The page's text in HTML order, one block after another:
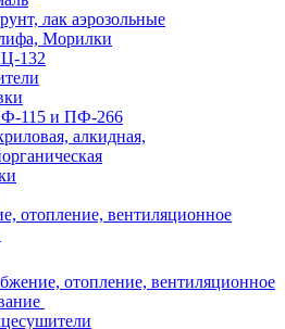
лак аэрозольные
Морилки
132
115 и ПФ-266
алкидная,
отопление, вентиляционное
отопление, вентиляционное